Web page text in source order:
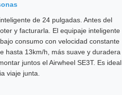
de 24 pulgadas. Antes del
y facturarla. El equipaje inteligente
consumo con velocidad constante
hasta 13km/h, más suave y duradera
juntos el Airwheel SE3T. Es ideal
viaje junta.